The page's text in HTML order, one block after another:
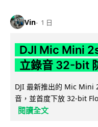
Vin 1 日
DJI Mic Mini
立錄音 32-bit
DJI 最新推出的 Mic Mini
音，並首度下放 32-bit
閱讀全文